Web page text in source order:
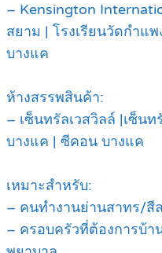
– Kensington
สยาม | โรงเรียนวัดกำแ
บางแค
ห้างสรรพสินค้า:
– เซ็นทรัลเวสวิลล์ |เซ็น
บางแค | ซีคอน บางแค
เหมาะสำหรับ:
– คนทำงานย่านสาทร/สี
– ครอบครัวที่ต้องการบ้า